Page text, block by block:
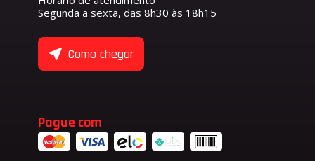
Segunda a sexta, das 8h30 às 18h15
Como chegar
Pague com